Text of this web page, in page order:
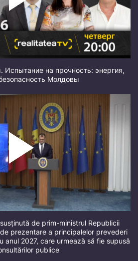
Испытание на прочность: энергия,
Молдовы
de prim-ministrul Republicii
prezentare a principalelor prevederi
anul 2027, care urmează să fie supusă
publice